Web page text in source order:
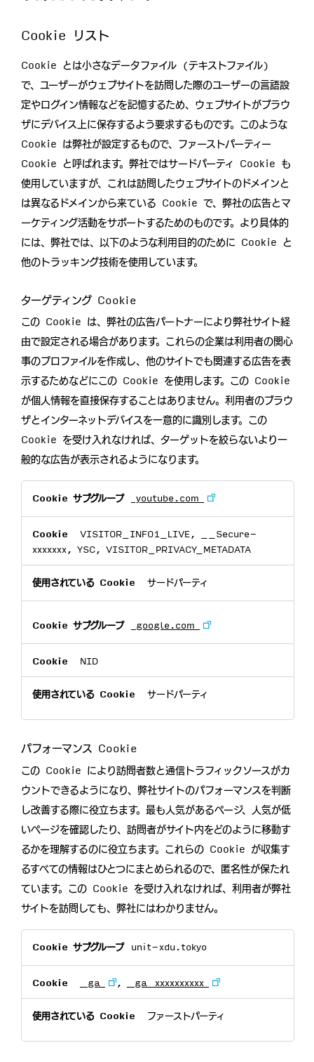
Cookie リスト
Cookie とは小さなデータファイル (テキストファイル)
で、ユーザーがウェブサイトを訪問した際のユーザーの言語設
定やログイン情報などを記憶するため、ウェブサイトがブラウ
ザにデバイス上に保存するよう要求するものです。このような
Cookie は弊社が設定するもので、ファーストパーティー
Cookie と呼ばれます。弊社ではサードパーティ Cookie も
使用していますが、これは訪問したウェブサイトのドメインと
は異なるドメインから来ている Cookie で、弊社の広告とマ
ーケティング活動をサポートするためのものです。より具体的
には、弊社では、以下のような利用目的のために Cookie と
他のトラッキング技術を使用しています。
ターゲティング Cookie
この Cookie は、弊社の広告パートナーにより弊社サイト経
由で設定される場合があります。これらの企業は利用者の関心
事のプロファイルを作成し、他のサイトでも関連する広告を表
示するためなどにこの Cookie を使用します。この Cookie
が個人情報を直接保存することはありません。利用者のブラウ
ザとインターネットデバイスを一意的に識別します。この
Cookie を受け入れなければ、ターゲットを絞らないより一
般的な広告が表示されるようになります。
ゲ
Cookie
youtube.com
VISITOR_INFO1_LIVE, __Secure-
xxxxxxx, YSC, VISITOR_PRIVACY_METADATA
サードパーティ
google.com
NID
サードパーティ
パフォーマンス Cookie
この Cookie により訪問者数と通信トラフィックソースがカ
ウントできるようになり、弊社サイトのパフォーマンスを判断
し改善する際に役立ちます。最も人気があるページ、人気が低
いページを確認したり、訪問者がサイト内をどのように移動す
るかを理解するのに役立ちます。これらの Cookie が収集す
るすべての情報はひとつにまとめられるので、匿名性が保たれ
ています。この Cookie を受け入れなければ、利用者が弊社
サイトを訪問しても、弊社にはわかりません。
ォ
unit-xdu.tokyo
_ga , _ga_xxxxxxxxxx
ファーストパーティ